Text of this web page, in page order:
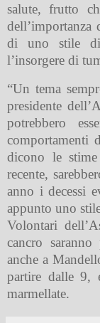
salute, frutto
dell’importanza
di uno stile di
l’insorgere di
“Un tema
presidente
potrebbero
comportamenti
dicono le
recente,
anno i decessi
appunto uno
Volontari
cancro
anche a
partire dalle 9,
marmellate.